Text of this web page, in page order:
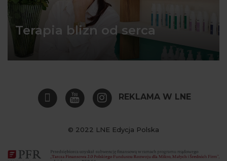
Terapia blizn od serca
REKLAMA W LNE
© 2022 LNE Edycja Polska